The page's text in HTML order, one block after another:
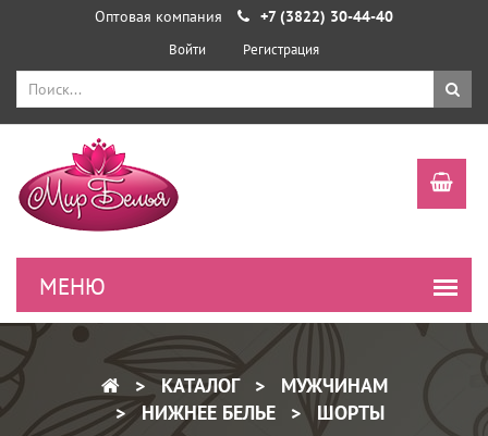
Оптовая компания +7 (3822) 30-44-40
Войти Регистрация
КАТАЛОГ
МУЖЧИНАМ
НИЖНЕЕ БЕЛЬЕ
ШОРТЫ